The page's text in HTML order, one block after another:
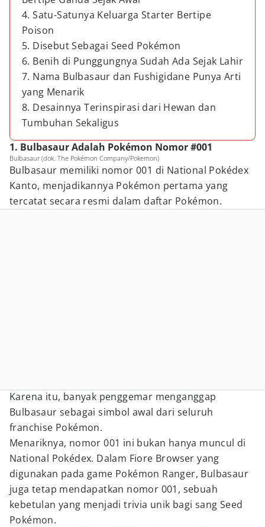
4. Satu-Satunya Keluarga Starter Bertipe
Poison
5. Disebut Sebagai Seed Pokémon
6. Benih di Punggungnya Sudah Ada Sejak Lahir
7. Nama Bulbasaur dan Fushigidane Punya Arti
yang Menarik
8. Desainnya Terinspirasi dari Hewan dan
Tumbuhan Sekaligus
1. Bulbasaur Adalah Pokémon Nomor #001
Bulbasaur (dok. The Pokémon Company/Pokemon)
Bulbasaur memiliki nomor 001 di National Pokédex
Kanto, menjadikannya Pokémon pertama yang
tercatat secara resmi dalam daftar Pokémon.
Karena itu, banyak penggemar menganggap
Bulbasaur sebagai simbol awal dari seluruh
franchise Pokémon.
Menariknya, nomor 001 ini bukan hanya muncul di
National Pokédex. Dalam Fiore Browser yang
digunakan pada game Pokémon Ranger, Bulbasaur
juga tetap mendapatkan nomor 001, sebuah
kebetulan yang menjadi trivia unik bagi sang Seed
Pokémon.